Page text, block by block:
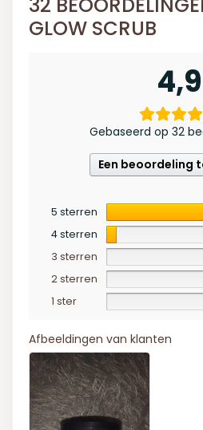
32
GLOW SCRUB
4,9
Gebaseerd op 32
Een beoordeling
5 sterren
4 sterren
3 sterren
2 sterren
1 ster
Afbeeldingen van klanten